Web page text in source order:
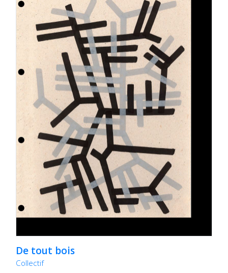
De tout bois
Collectif